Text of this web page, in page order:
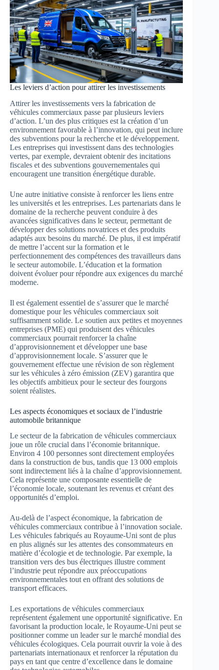
Les leviers d’action pour attirer les investissements
Attirer les investissements vers la fabrication de
véhicules commerciaux passe par plusieurs leviers
d’action. L’un des plus critiques est la création d’un
environnement favorable à l’innovation, qui peut inclure
des subventions pour la recherche et le développement.
Les entreprises qui investissent dans des technologies
vertes, par exemple, devraient obtenir des incitations
fiscales et des subventions gouvernementales qui
encouragent une transition énergétique durable.
Une autre initiative consiste à renforcer les liens entre
les universités et les entreprises. Les partenariats dans le
domaine de la recherche peuvent conduire à des
avancées significatives dans le secteur, permettant de
développer des solutions novatrices et des produits
adaptés aux besoins du marché. De plus, il est impératif
de mettre l’accent sur la formation et le
perfectionnement des compétences des travailleurs dans
le secteur automobile. L’éducation et la formation
doivent évoluer pour répondre aux exigences du marché
moderne.
Il est également essentiel de s’assurer que le marché
domestique pour les véhicules commerciaux soit
suffisamment solide. Le soutien aux petites et moyennes
entreprises (PME) qui produisent des véhicules
commerciaux pourrait renforcer la chaîne
d’approvisionnement et développer une base
d’approvisionnement locale. S’assurer que le
gouvernement effectue une révision de son règlement
sur les véhicules à zéro émission (ZEV) garantira que
les objectifs ambitieux pour le secteur des fourgons
soient réalistes.
Les aspects économiques et sociaux de l’industrie
automobile britannique
Le secteur de la fabrication de véhicules commerciaux
joue un rôle crucial dans l’économie britannique.
Environ 4 100 personnes sont directement employées
dans la construction de bus, tandis que 13 000 emplois
sont indirectement liés à la chaîne d’approvisionnement.
Cela représente une composante essentielle de
l’économie locale, soutenant les revenus et créant des
opportunités d’emploi.
Au-delà de l’aspect économique, la fabrication de
véhicules commerciaux contribue à l’innovation sociale.
Les véhicules fabriqués au Royaume-Uni sont de plus
en plus alignés sur les attentes des consommateurs en
matière d’écologie et de technologie. Par exemple, la
transition vers des bus électriques illustre comment
l’industrie peut répondre aux préoccupations
environnementales tout en offrant des solutions de
transport efficaces.
Les exportations de véhicules commerciaux
représentent également une opportunité significative. En
favorisant la production locale, le Royaume-Uni peut se
positionner comme un leader sur le marché mondial des
véhicules écologiques. Cela pourrait ouvrir la voie à des
partenariats internationaux et renforcer la réputation du
pays en tant que centre d’excellence dans le domaine